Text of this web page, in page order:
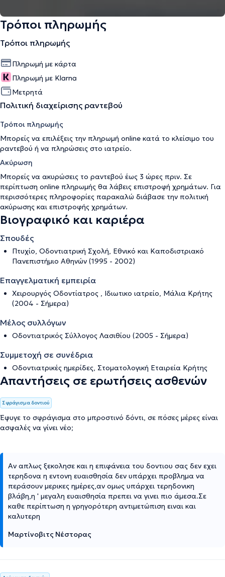
Τρόποι πληρωμής
Τρόποι πληρωμής
Πληρωμή με κάρτα
Πληρωμή με Klarna
Μετρητά
Πολιτική διαχείρισης ραντεβού
Τρόποι πληρωμής
Μπορείς να επιλέξεις την πληρωμή online κατά το κλείσιμο του
ραντεβού ή να πληρώσεις στο ιατρείο.
Ακύρωση
Μπορείς να ακυρώσεις το ραντεβού έως 3 ώρες πριν. Σε
περίπτωση online πληρωμής θα λάβεις επιστροφή χρημάτων. Για
περισσότερες πληροφορίες παρακαλώ διάβασε την πολιτική
ακύρωσης και επιστροφής χρημάτων.
Βιογραφικό και καριέρα
Σπουδές
Πτυχίο, Οδοντιατρική Σχολή, Εθνικό και Καποδιστριακό
Πανεπιστήμιο Αθηνών (1995 - 2002)
Επαγγελματική εμπειρία
Χειρουργός Οδοντίατρος , Ιδιωτικο ιατρείο, Μάλια Κρήτης
(2004 - Σήμερα)
Μέλος συλλόγων
Οδοντιατρικός Σύλλογος Λασιθίου (2005 - Σήμερα)
Συμμετοχή σε συνέδρια
Οδοντιατρικές ημερίδες, Στοματολογική Εταιρεία Κρήτης
Απαντήσεις σε ερωτήσεις ασθενών
Σφράγισμα δοντιού
Έφυγε το σφράγισμα στο μπροστινό δόντι, σε πόσες μέρες είναι
ασφαλές να γίνει νέο;
Αν απλως ξεκολησε και η επιφάνεια του δοντιου σας δεν εχει
τερηδονα η εντονη ευαισθησία δεν υπάρχει προβλημα να
περάσουν μερικες ημέρες,αν ομως υπάρχει τερηδονικη
βλάβη,η ' μεγαλη ευαισθησία πρεπει να γινει πιο άμεσα.Σε
καθε περίπτωση η γρηγορότερη αντιμετώπιση ειναι και
καλυτερη
Μαρτίνοβιτς Νέστορας